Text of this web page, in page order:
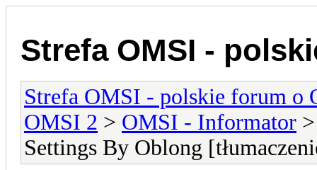
Strefa OMSI -
Strefa OMSI - polskie forum o
OMSI 2 > OMSI - Informator
Settings By Oblong